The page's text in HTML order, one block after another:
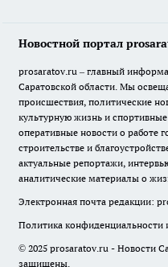
Новостной портал
prosaratov.ru – главный
Саратовской области. Мы
происшествия, политические
культурную жизнь и
оперативные новости о работе
строительстве и
актуальные репортажи,
аналитические материалы о
Электронная почта редакции:
Политика конфиденциальности
© 2025 prosaratov.ru - Новости
защищены.